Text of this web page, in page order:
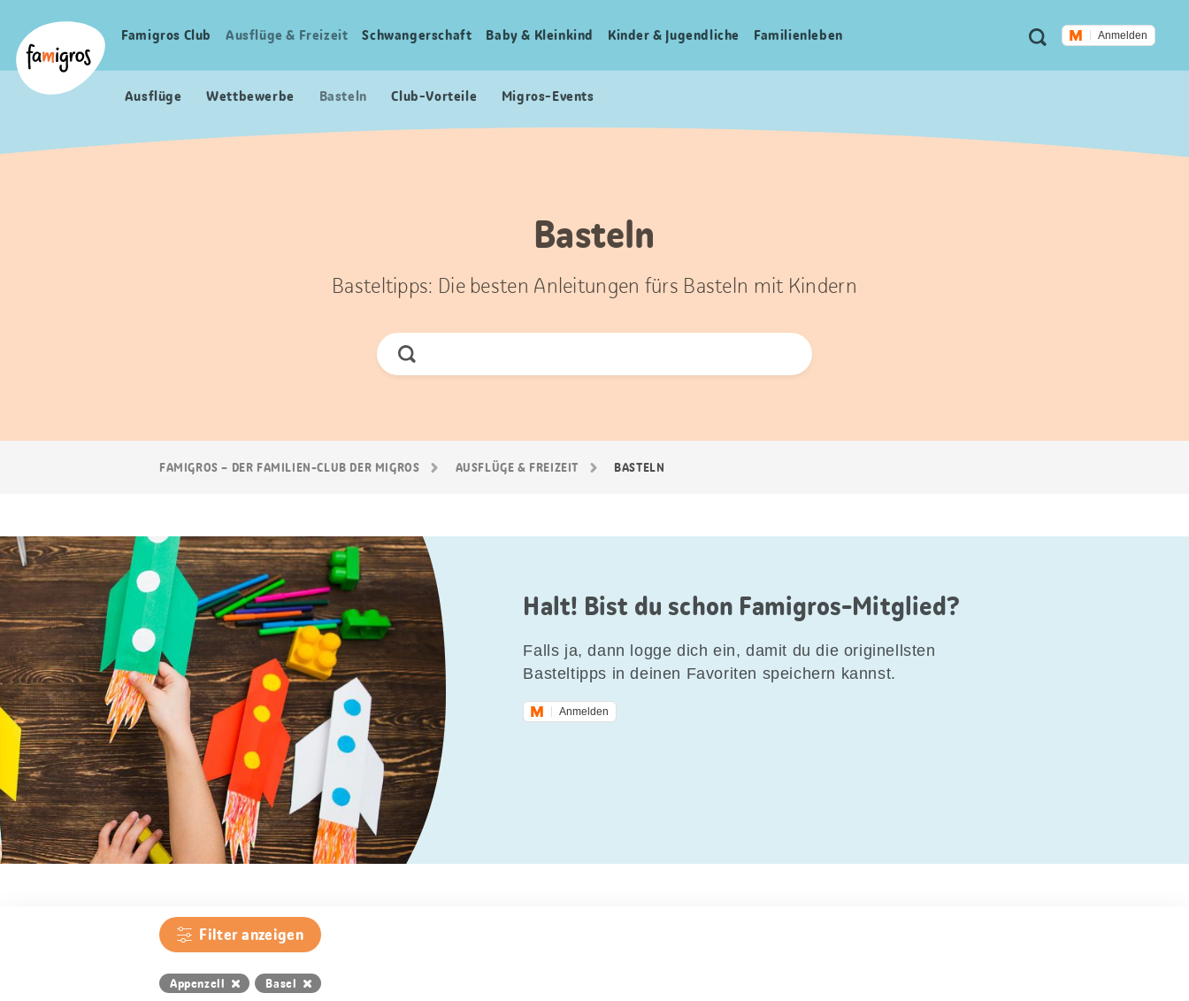
Navigation
Logo
Meta
Navigation
Suche Anmelden
Haupt
Famigros Club Ausflüge & Freizeit Schwangerschaft Baby & Kleinkind Kinder & Jugendliche Familien­leben
Ausflüge Wettbewerbe Basteln Club-Vorteile Migros-Events
Basteln
Basteltipps: Die besten Anleitungen fürs Basteln mit Kindern
Jetzt
FAMIGROS – DER FAMILIEN-CLUB DER MIGROS AUSFLÜGE & FREIZEIT BASTELN
Halt! Bist du schon Famigros-Mitglied?
Falls ja, dann logge dich ein, damit du die originellsten
Basteltipps in deinen Favoriten speichern kannst.
Anmelden
Filter anzeigen
Appenzell Basel